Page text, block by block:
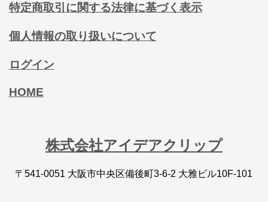
特定商取引に関する法律に基づく表示
個人情報の取り扱いについて
ログイン
HOME
株式会社アイデアクリップ
〒541-0051 大阪市中央区備後町3-6-2 大雅ビル10F-101